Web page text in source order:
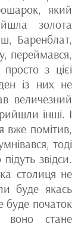
який
золота
Баренблат,
переймався,
з цієї
із них не
величезний
інші. І
вже помітив,
тоді
звідси.
столиця не
буде якась
буде початок
воно стане